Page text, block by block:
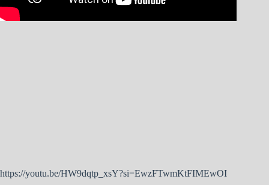
https://youtu.be/HW9dqtp_xsY?si=EwzFTwmKtFIMEwOI